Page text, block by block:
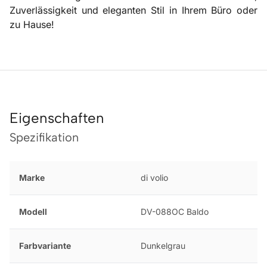
Zuverlässigkeit und eleganten Stil in Ihrem Büro oder
zu Hause!
Eigenschaften
Spezifikation
Marke di volio
Modell DV-088OC Baldo
Farbvariante Dunkelgrau